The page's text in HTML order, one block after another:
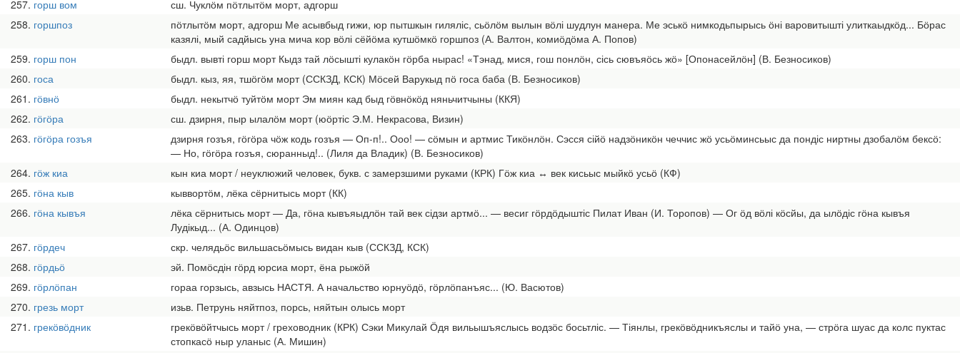
257 горш вом
сш. Чуклӧм пӧтлытӧм морт, адгорш
258 горшпоз
пӧтлытӧм морт, адгорш Ме асывбыд гижи, юр пытшкын гиляліс, сьӧлӧм вылын вӧлі шудлун манера. Ме эськӧ нимкодьпырысь ӧні варовитышті улиткаыдкӧд... Бӧрас
казялі, мый садйысь уна мича кор вӧлі сёйӧма кутшӧмкӧ горшпоз (А. Валтон, комиӧдӧма А. Попов)
259 горш пон
быдл. вывті горш морт Кыдз тай лӧсышті кулакӧн гӧрба нырас! «Тэнад, мися, гош понлӧн, сісь сювъяӧсь жӧ» [Опонасейлӧн] (В. Безносиков)
260 госа
быдл. кыз, яя, тшӧгӧм морт (ССКЗД, КСК) Мӧсей Варукыд пӧ госа баба (В. Безносиков)
261 гӧвнӧ
быдл. некытчӧ туйтӧм морт Эм миян кад быд гӧвнӧкӧд няньчитчыны (ККЯ)
262 гӧгӧра
сш. дзирня, пыр ылалӧм морт (юӧртіс Э.М. Некрасова, Визин)
263 гӧгӧра гозъя
дзирня гозъя, гӧгӧра чӧж кодь гозъя — Оп-п!.. Ооо! — сӧмын и артмис Тикӧнлӧн. Сэсся сійӧ надзӧникӧн чеччис жӧ усьӧминсьыс да пондіс ниртны дзобалӧм бексӧ:
— Но, гӧгӧра гозъя, сюранныд!.. (Лиля да Владик) (В. Безносиков)
264 гӧж киа
кын киа морт / неуклюжий человек, букв. с замерзшими руками (КРК) Гӧж киа ↔ век кисьыс мыйкӧ усьӧ (КФ)
265 гӧна кыв
кыввортӧм, лёка сёрнитысь морт (КК)
266 гӧна кывъя
лёка сёрнитысь морт — Да, гӧна кывъяыдлӧн тай век сідзи артмӧ... — весиг гӧрдӧдыштіс Пилат Иван (И. Торопов) — Ог ӧд вӧлі кӧсйы, да ылӧдіс гӧна кывъя
Лудікыд... (А. Одинцов)
267 гӧрдеч
скр. челядьӧс вильшасьӧмысь видан кыв (ССКЗД, КСК)
268 гӧрдьӧ
эй. Помӧсдін гӧрд юрсиа морт, ёна рыжӧй
269 гӧрлӧпан
гораа горзысь, авзысь НАСТЯ. А начальство юрнуӧдӧ, гӧрлӧпанъяс... (Ю. Васютов)
270 грезь морт
изьв. Петрунь няйтпоз, порсь, няйтын олысь морт
271 грекӧвӧдник
грекӧвӧйтчысь морт / греховодник (КРК) Сэки Микулай Ӧдя вильышъяслысь водзӧс босьтліс. — Тіянлы, грекӧвӧдникъяслы и тайӧ уна, — стрӧга шуас да колс пуктас
стопкасӧ ныр уланыс (А. Мишин)